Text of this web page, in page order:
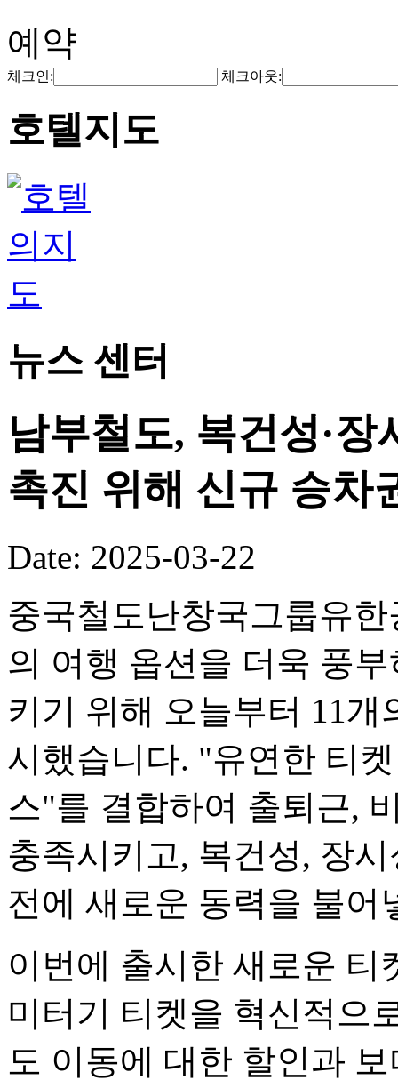
예약
체크인: 체크아웃:
호텔지도
뉴스 센터
남부철도, 복건성·장
촉진 위해 신규 승차
Date: 2025-03-22
중국철도난창국그룹유
의 여행 옵션을 더욱 풍
키기 위해 오늘부터 11
시했습니다. "유연한 티
스"를 결합하여 출퇴근,
충족시키고, 복건성, 장
전에 새로운 동력을 불어
이번에 출시한 새로운 티
미터기 티켓을 혁신적으
도 이동에 대한 할인과